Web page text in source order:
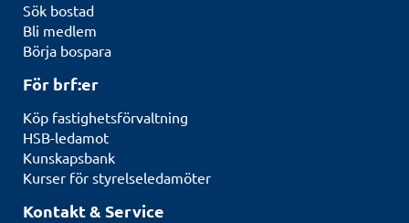
Sök bostad
Bli medlem
Börja bospara
För brf:er
Köp fastighetsförvaltning
HSB-ledamot
Kunskapsbank
Kurser för styrelseledamöter
Kontakt & Service